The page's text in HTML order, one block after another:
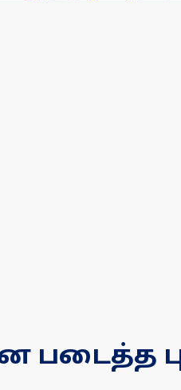
படைத்த